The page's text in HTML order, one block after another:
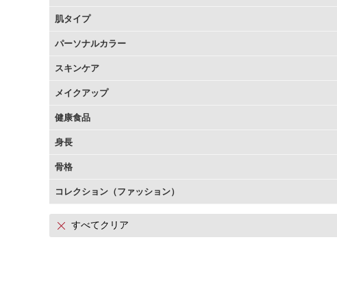
お友達紹介サービス
チェックで選ぶ
Make Look
ル
肌タイプ
パーソナルカラー
スキンケア
メイクアップ
健康食品
身長
骨格
コレクション（ファッション）
すべてクリア